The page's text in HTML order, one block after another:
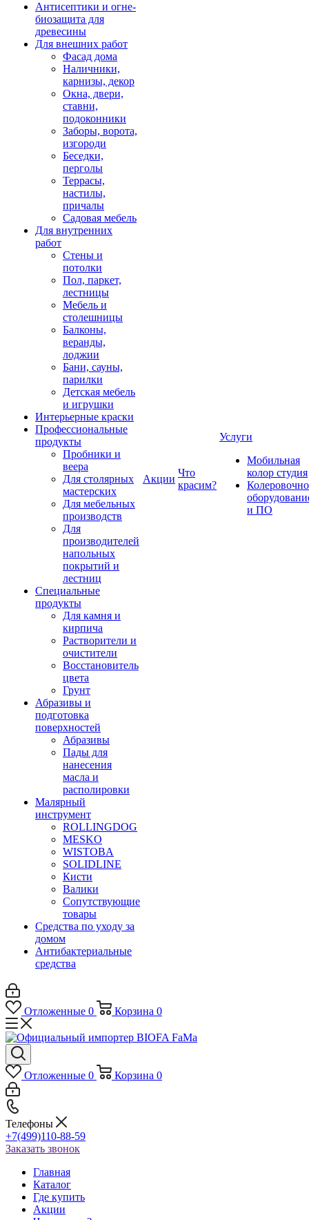
Антисептики и огне-
биозащита для
древесины
Для внешних работ
Фасад дома
Наличники,
карнизы, декор
Окна, двери,
ставни,
подоконники
Заборы, ворота,
изгороди
Беседки,
перголы
Террасы,
настилы,
причалы
Садовая мебель
Для внутренних
работ
Стены и
потолки
Пол, паркет,
лестницы
Мебель и
столешницы
Балконы,
веранды,
лоджии
Бани, сауны,
парилки
Детская мебель
и игрушки
Интерьерные краски
Профессиональные
продукты
Пробники и
веера
Для столярных
мастерских
Для мебельных
производств
Для
производителей
напольных
покрытий и
лестниц
Специальные
продукты
Для камня и
кирпича
Растворители и
очистители
Восстановитель
цвета
Грунт
Абразивы и
подготовка
поверхностей
Абразивы
Пады для
нанесения
масла и
располировки
Малярный
инструмент
ROLLINGDOG
MESKO
WISTOBA
SOLIDLINE
Кисти
Валики
Сопутствующие
товары
Средства по уходу за
домом
Антибактериальные
средства
Акции
Что
красим?
Услуги
Мобильная
колор студия
и ПО
Отложенные 0 Корзина 0
Отложенные 0 Корзина 0
Телефоны
+7(499)110-88-59
Заказать звонок
Главная
Каталог
Где купить
Акции